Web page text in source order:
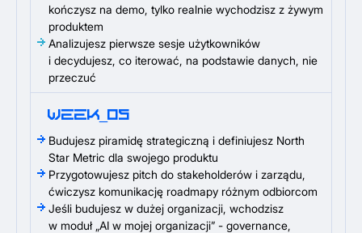
kończysz na demo, tylko realnie wychodzisz z żywym
produktem
Analizujesz pierwsze sesje użytkowników
i decydujesz, co iterować, na podstawie danych, nie
przeczuć
WEEK_05
Budujesz piramidę strategiczną i definiujesz North
Star Metric dla swojego produktu
Przygotowujesz pitch do stakeholderów i zarządu,
ćwiczysz komunikację roadmapy różnym odbiorcom
Jeśli budujesz w dużej organizacji, wchodzisz
w moduł „AI w mojej organizacji” - governance,